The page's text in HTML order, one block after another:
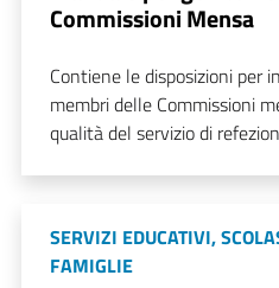
Commissioni Mensa
Contiene le disposizioni per
membri delle Commissioni
qualità del servizio di
SERVIZI EDUCATIVI,
FAMIGLIE